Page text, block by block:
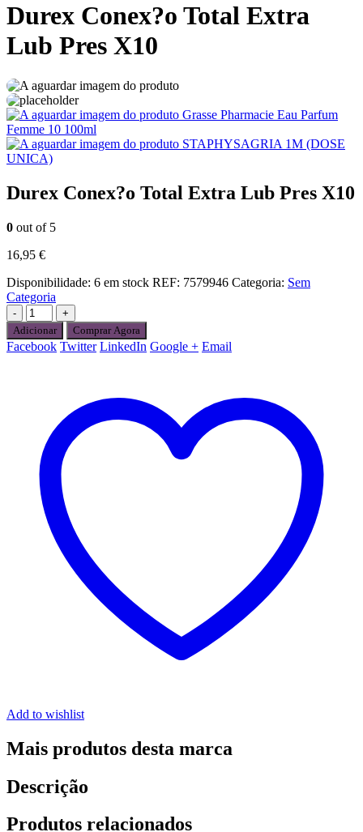
Durex Conex?o Total Extra
Lub Pres X10
Grasse Pharmacie Eau Parfum
Femme 10 100ml
STAPHYSAGRIA 1M (DOSE
UNICA)
Durex Conex?o Total Extra Lub Pres X10
0 out of 5
16,95 €
Disponibilidade: 6 em stock REF: 7579946 Categoria: Sem
Categoria
-
+
Adicionar
Comprar Agora
Facebook Twitter LinkedIn Google + Email
Add to wishlist
Mais produtos desta marca
Descrição
Produtos relacionados